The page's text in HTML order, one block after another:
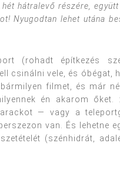
hátralevő részére, együtt
Nyugodtan lehet utána
(rohadt építkezés
csinálni vele, és óbégat,
filmet, és már
én akarom őket.
— vagy a
van. És lehetne
(szénhidrát,